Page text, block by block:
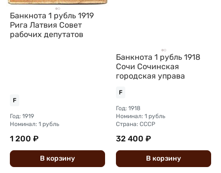
Банкнота 1 рубль 1919
Рига Латвия Совет
рабочих депутатов
F
Год: 1919
Номинал: 1 рубль
1 200 ₽
В корзину
Банкнота 1 рубль 1918
Сочи Сочинская
городская управа
F
Год: 1918
Номинал: 1 рубль
Страна: СССР
32 400 ₽
В корзину